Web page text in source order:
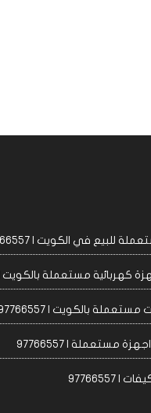
للبيع في الكويت | 97766557
مستعملة بالكويت | 97766557
بالكويت | 97766557
مستعملة | 97766557